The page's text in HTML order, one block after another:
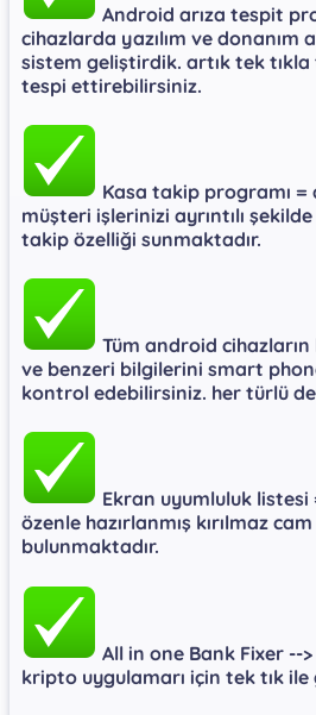
Android arıza tespit
cihazlarda yazılım ve donanım
sistem geliştirdik. artık tek
tespi ettirebilirsiniz.​
Kasa takip programı =
müşteri işlerinizi ayrıntılı
takip özelliği sunmaktadır.​
Tüm android
ve benzeri bilgilerini smart
kontrol edebilirsiniz. her türlü
Ekran uyumluluk
özenle hazırlanmış kırılmaz
bulunmaktadır.​
All in one Bank Fixer --
kripto uygulamarı için tek tık ile